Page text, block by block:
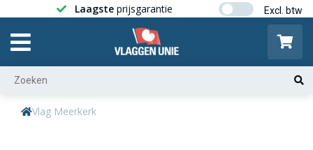
Laagste prijsgarantie Gratis
Vlag Meerkerk